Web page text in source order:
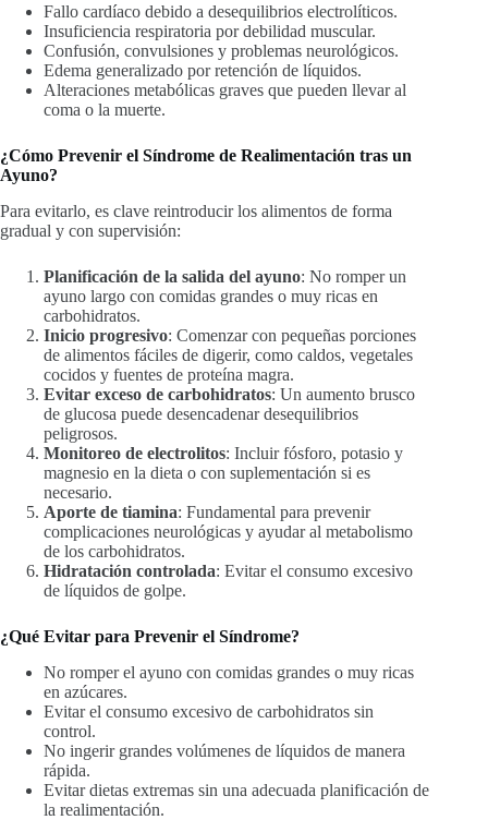
Fallo cardíaco debido a desequilibrios electrolíticos.
Insuficiencia respiratoria por debilidad muscular.
Confusión, convulsiones y problemas neurológicos.
Edema generalizado por retención de líquidos.
Alteraciones metabólicas graves que pueden llevar al
coma o la muerte.
¿Cómo Prevenir el Síndrome de Realimentación tras un
Ayuno?
Para evitarlo, es clave reintroducir los alimentos de forma
gradual y con supervisión:
Planificación de la salida del ayuno: No romper un
ayuno largo con comidas grandes o muy ricas en
carbohidratos.
Inicio progresivo: Comenzar con pequeñas porciones
de alimentos fáciles de digerir, como caldos, vegetales
cocidos y fuentes de proteína magra.
Evitar exceso de carbohidratos: Un aumento brusco
de glucosa puede desencadenar desequilibrios
peligrosos.
Monitoreo de electrolitos: Incluir fósforo, potasio y
magnesio en la dieta o con suplementación si es
necesario.
Aporte de tiamina: Fundamental para prevenir
complicaciones neurológicas y ayudar al metabolismo
de los carbohidratos.
Hidratación controlada: Evitar el consumo excesivo
de líquidos de golpe.
¿Qué Evitar para Prevenir el Síndrome?
No romper el ayuno con comidas grandes o muy ricas
en azúcares.
Evitar el consumo excesivo de carbohidratos sin
control.
No ingerir grandes volúmenes de líquidos de manera
rápida.
Evitar dietas extremas sin una adecuada planificación de
la realimentación.